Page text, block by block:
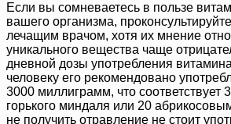
Если вы сомневаетесь в пользе
вашего организма,
лечащим врачом, хотя их мнение
уникального вещества чаще
дневной дозы употребления
человеку его рекомендовано
3000 миллиграмм, что соответствует
горького миндаля или 20
не получить отравление не стоит